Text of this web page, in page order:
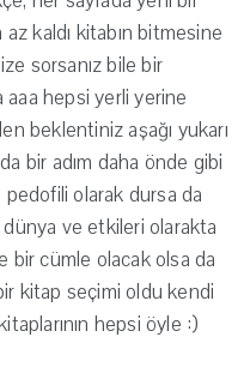
az kaldı kitabın bitmesine
sorsanız bile bir
hepsi yerli yerine
beklentiniz aşağı yukarı
bir adım daha önde gibi
olarak dursa da
ve etkileri olarakta
bir cümle olacak olsa da
kitap seçimi oldu kendi
hepsi öyle :)